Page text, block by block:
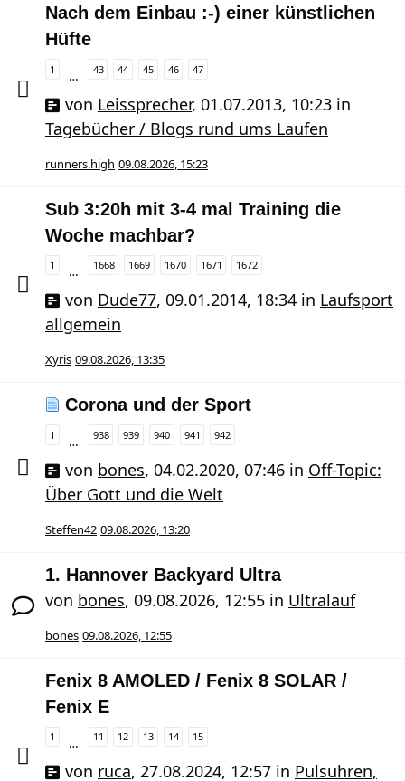
Nach dem Einbau :-) einer künstlichen
Hüfte
1 … 43 44 45 46 47
von Leissprecher, 01.07.2013, 10:23 in
Tagebücher / Blogs rund ums Laufen
runners.high 09.08.2026, 15:23
Sub 3:20h mit 3-4 mal Training die
Woche machbar?
1 … 1668 1669 1670 1671 1672
von Dude77, 09.01.2014, 18:34 in Laufsport
allgemein
Xyris 09.08.2026, 13:35
Corona und der Sport
1 … 938 939 940 941 942
von bones, 04.02.2020, 07:46 in Off-Topic:
Über Gott und die Welt
Steffen42 09.08.2026, 13:20
1. Hannover Backyard Ultra
von bones, 09.08.2026, 12:55 in Ultralauf
bones 09.08.2026, 12:55
Fenix 8 AMOLED / Fenix 8 SOLAR /
Fenix E
1 … 11 12 13 14 15
von ruca, 27.08.2024, 12:57 in Pulsuhren,